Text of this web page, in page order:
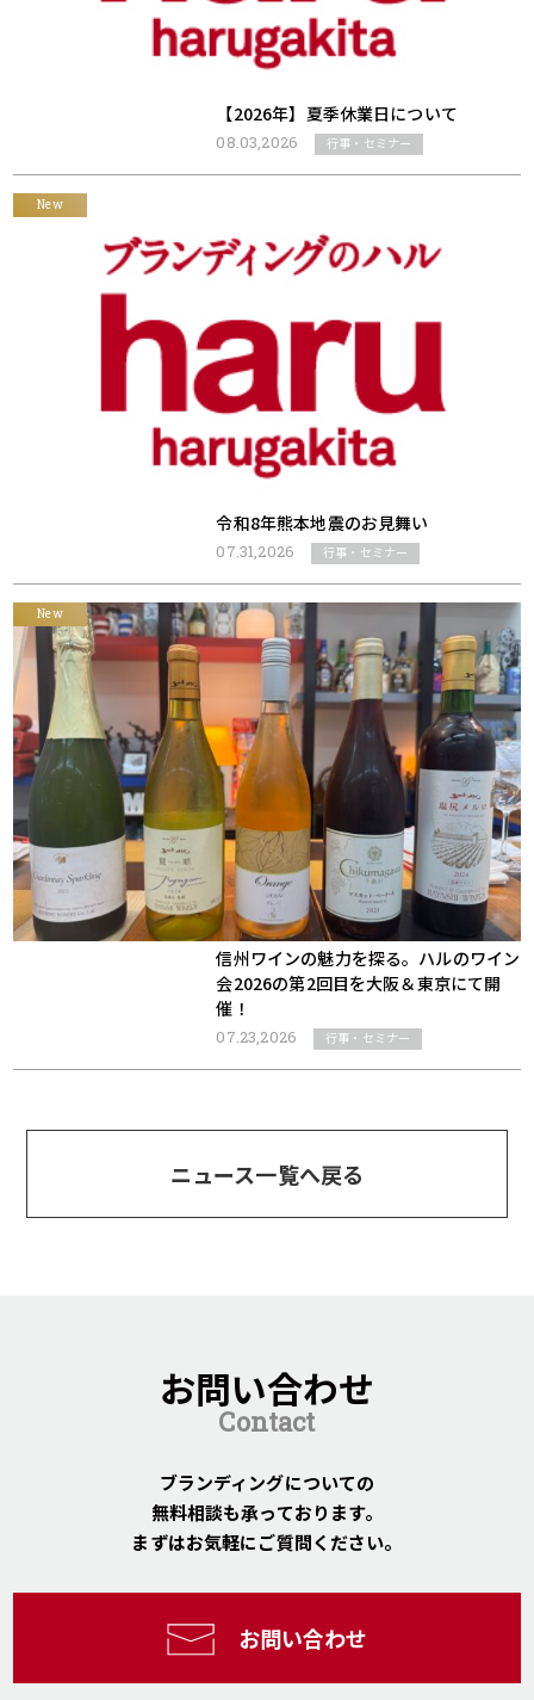
【2026年】夏季休業日について
08.03,2026 行事・セミナー
令和8年熊本地震のお見舞い
07.31,2026 行事・セミナー
New
信州ワインの魅力を探る。ハルのワイン
会2026の第2回目を大阪＆東京にて開
催！
07.23,2026 行事・セミナー
New
ニュース一覧へ戻る
お問い合わせ
Contact
ブランディングについての
無料相談も承っております。
まずはお気軽にご質問ください。
お問い合わせ